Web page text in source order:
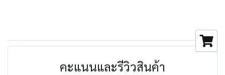
คะแนนและรีวิวสินค้า